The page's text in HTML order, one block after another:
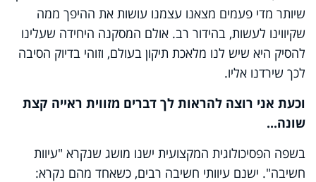
שיותר מדי פעמים מצאנו עצמנו עושות את ההיפך ממה
שקיווינו לעשות, בהידור רב. אולם המסקנה היחידה שעלינו
להסיק היא שיש לנו מלאכת תיקון בעולם, וזוהי בדיוק הסיבה
לכך שירדנו אליו.
וכעת אני רוצה להראות לך דברים מזווית ראייה קצת
שונה...
בשפה הפסיכולוגית המקצועית ישנו מושג שנקרא "עיוות
חשיבה". ישנם עיוותי חשיבה רבים, כשאחד מהם נקרא: